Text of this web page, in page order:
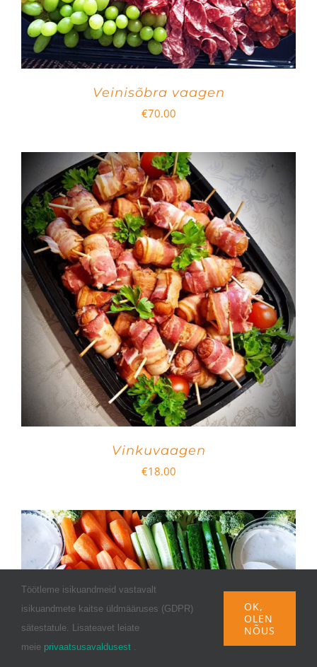
Veinisõbra vaagen
€70.00
Vinkuvaagen
€18.00
Töötleme isikuandmeid vastavalt
isikuandmete kaitse üldmääruses (GDPR)
sätestatule. Lisateavet leiate
meie privaatsusavaldusest .
OK,
OLEN
NÕUS